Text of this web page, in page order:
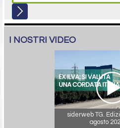
I NOSTRI VIDEO
siderweb TG.
agosto